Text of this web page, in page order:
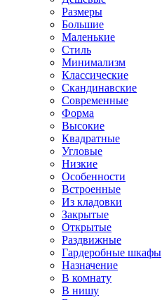
Размеры
Большие
Маленькие
Стиль
Минимализм
Классические
Скандинавские
Современные
Форма
Высокие
Квадратные
Угловые
Низкие
Особенности
Встроенные
Из кладовки
Закрытые
Открытые
Раздвижные
Гардеробные шкафы
Назначение
В комнату
В нишу